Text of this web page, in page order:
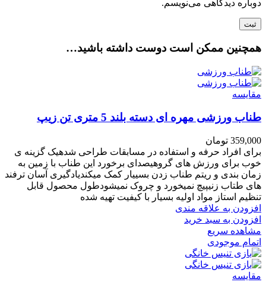
دوباره دیدگاهی می‌نویسم.
همچنین ممکن است دوست داشته باشید…
مقایسه
طناب ورزشی مهره ای دسته بلند 5 متری تن زیپ
359,000 تومان
برای افراد حرفه و استفاده در مسابقات طراحی شدهیک گزینه ی
خوب برای ورزش های گروهیصدای برخورد این طناب با زمین به
زمان بندی و ریتم طناب زدن بسییار کمک میکندیادگیری آسان ترفند
های طتاب زنیپیچ نمیخورد و چروک نمیشودطول محصول قابل
تنظیم استاز مواد اولیه بسیار با کیفیت تهیه شده
افزودن به علاقه مندی
افزودن به سبد خرید
مشاهده سریع
اتمام موجودی
مقایسه